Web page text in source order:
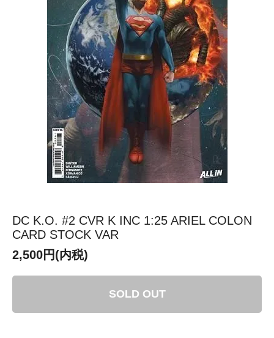
DC K.O. #2 CVR K INC 1:25 ARIEL COLON
CARD STOCK VAR
2,500円(内税)
SOLD OUT